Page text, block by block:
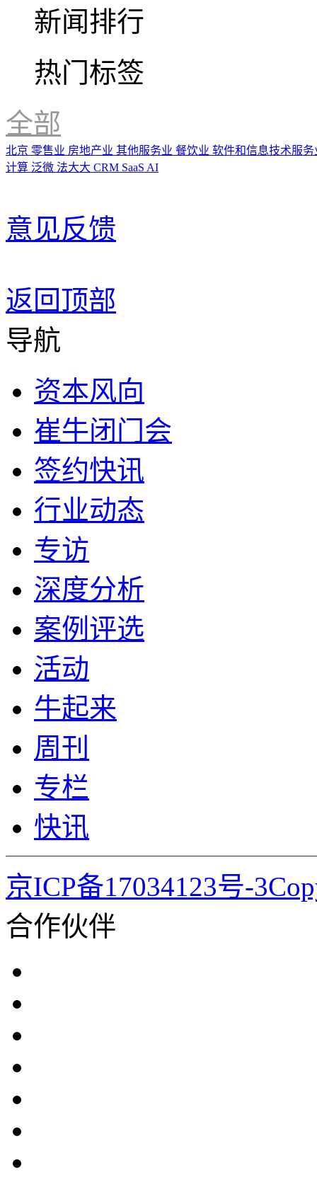
新闻排行
热门标签
全部
北京 零售业 房地产业 其他服务业 餐饮业 软件和信息技术服
计算 泛微 法大大 CRM SaaS AI
意见反馈
返回顶部
导航
资本风向
崔牛闭门会
签约快讯
行业动态
专访
深度分析
案例评选
活动
牛起来
周刊
专栏
快讯
京ICP备17034123号-
合作伙伴